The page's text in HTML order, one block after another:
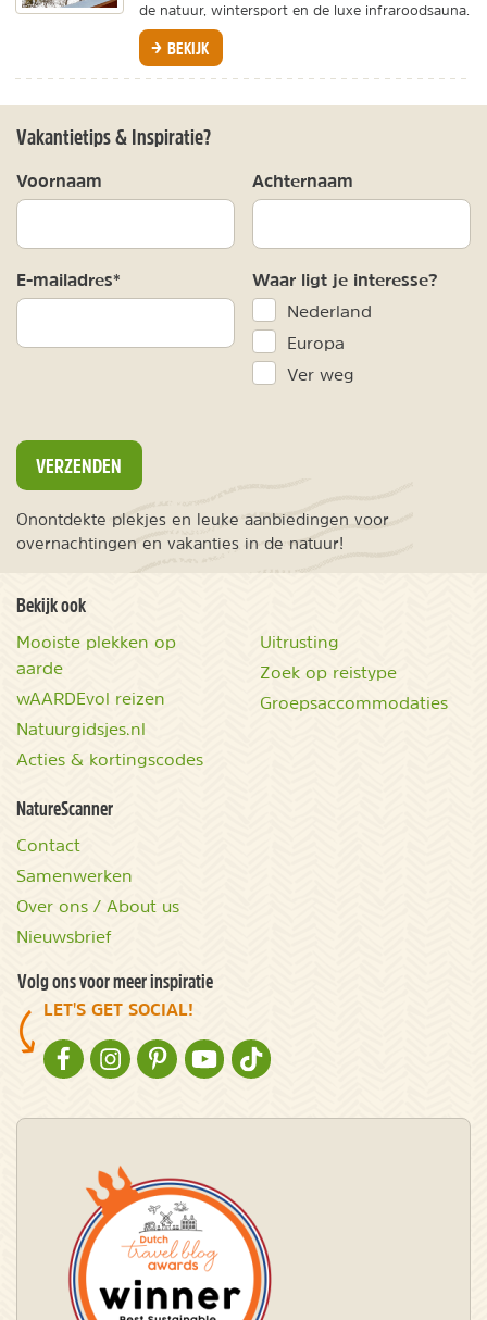
de natuur, wintersport en de luxe infraroodsauna.
BEKIJK
Vakantietips & Inspiratie?
Voornaam Achternaam
E-mailadres* Waar ligt je interesse?
Nederland
Europa
Ver weg
VERZENDEN
Onontdekte plekjes en leuke aanbiedingen voor
overnachtingen en vakanties in de natuur!
Bekijk ook
Mooiste plekken op
aarde
wAARDEvol reizen
Natuurgidsjes.nl
Acties & kortingscodes
Uitrusting
Zoek op reistype
Groepsaccommodaties
NatureScanner
Contact
Samenwerken
Over ons / About us
Nieuwsbrief
Volg ons voor meer inspiratie
LET'S GET SOCIAL!
NATURESCANNER OP FACEBOOK
NATURESCANNER OP INSTAGRAM
NATURESCANNER OP PINTEREST
NATURESCANNER OP YOUTUBE
NATURESCANNER OP TIKTOK